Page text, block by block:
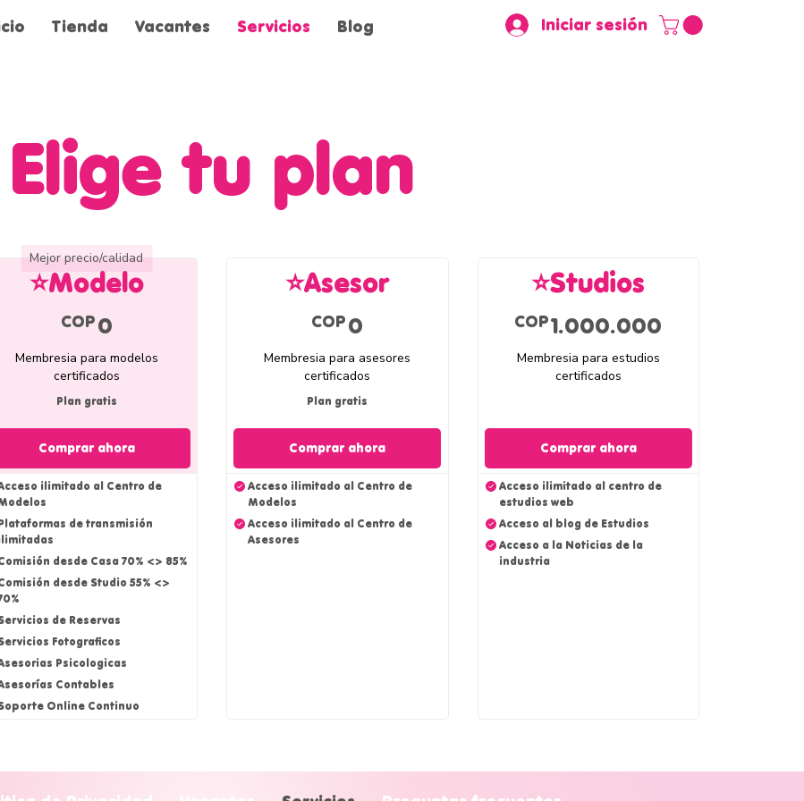
Tienda Vacantes Servicios Blog Iniciar sesión
Elige tu plan
Mejor precio/calidad
⭐Modelo
COP0
Membresia para modelos
certificados
Plan gratis
Comprar ahora
ilimitado al Centro de
de transmisión
desde Casa 70% <> 85%
desde Studio 55% <>
de Reservas
Fotograficos
Psicologicas
Contables
Online Continuo
⭐Asesor
COP0
Membresia para asesores
certificados
Plan gratis
Comprar ahora
Acceso ilimitado al Centro de
Modelos
Acceso ilimitado al Centro de
Asesores
⭐Studios
COP1.000.000
Membresia para estudios
certificados
Comprar ahora
Acceso ilimitado al centro de
estudios web
Acceso al blog de Estudios
Acceso a la Noticias de la
industria